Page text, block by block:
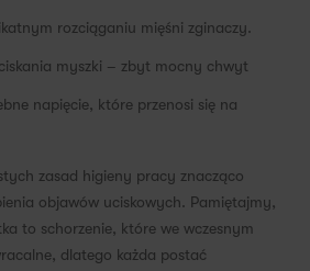
rozciąganiu mięśni zginaczy.
myszki – zbyt mocny chwyt
napięcie, które przenosi się na
zasad higieny pracy znacząco
objawów uciskowych. Pamiętajmy,
to schorzenie, które we wczesnym
dlatego każda postać